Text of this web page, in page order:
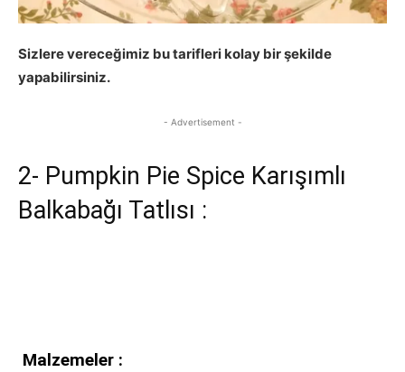
Sizlere vereceğimiz bu tarifleri kolay bir şekilde
yapabilirsiniz.
- Advertisement -
2- Pumpkin Pie Spice Karışımlı
Balkabağı Tatlısı :
Malzemeler :